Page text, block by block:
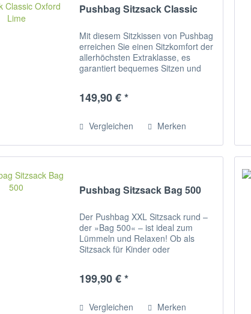
Pushbag Sitzsack Classic
Mit diesem Sitzkissen von Pushbag
erreichen Sie einen Sitzkomfort der
allerhöchsten Extraklasse, es
garantiert bequemes Sitzen und
Polyestergewebe, hat eine hohe
149,90 € *
Vergleichen Merken
Pushbag Sitzsack Bag 500
Der Pushbag XXL Sitzsack rund –
der »Bag 500« – ist ideal zum
Lümmeln und Relaxen! Ob als
Sitzsack für Kinder oder
deinem Zuhause! Knautschig,
199,90 € *
Vergleichen Merken